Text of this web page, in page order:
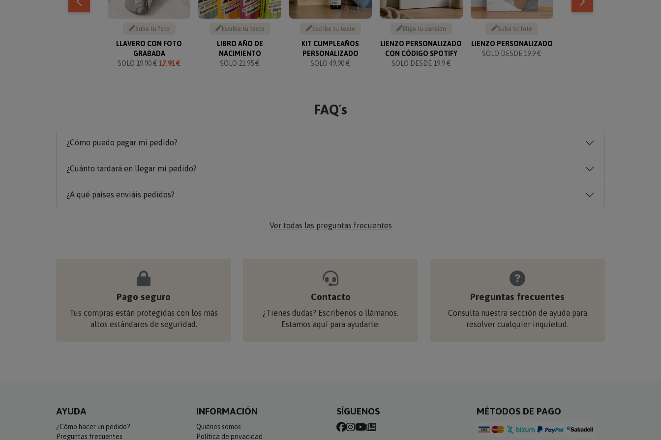
Sube tu foto
LLAVERO CON FOTO
GRABADA
SOLO19.90 €17.91 €
Escribe tu texto
LIBRO AÑO DE
NACIMIENTO
SOLO 21.95 €
Escribe tu texto
KIT CUMPLEAÑOS
PERSONALIZADO
SOLO 49.90 €
Elige tu canción
LIENZO PERSONALIZADO
CON CÓDIGO SPOTIFY
SOLO DESDE 19.9 €
Sube tu foto
LIENZO PERSONALIZADO
SOLO DESDE 19.9 €
FAQ´s
¿Cómo puedo pagar mi pedido?
¿Cuánto tardará en llegar mi pedido?
¿A qué países enviáis pedidos?
Ver todas las preguntas frecuentes
Pago seguro
Tus compras están protegidas con los más
altos estándares de seguridad.
Contacto
¿Tienes dudas? Escríbenos o llámanos.
Estamos aquí para ayudarte.
Preguntas frecuentes
Consulta nuestra sección de ayuda para
resolver cualquier inquietud.
AYUDA
¿Cómo hacer un pedido?
Preguntas frecuentes
INFORMACIÓN
Quiénes somos
Política de privacidad
SÍGUENOS MÉTODOS DE PAGO